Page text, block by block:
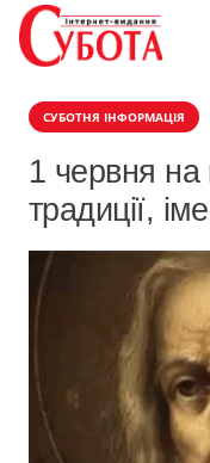
СУБОТНЯ ІНФОРМАЦІЯ
1 червня на
традиції,